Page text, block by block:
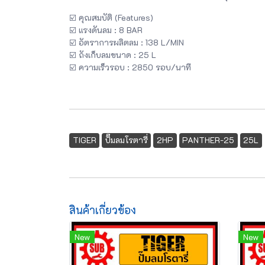
☑️ คุณสมบัติ (Features)
☑️ แรงดันลม : 8 BAR
☑️ อัตราการผลิตลม : 138 L/MIN
☑️ ถังเก็บลมขนาด : 25 L
☑️ ความเร็วรอบ : 2850 รอบ/นาที
TIGER ปั๊มลมโรตารี่ 2HP PANTHER-25 25L
สินค้าเกี่ยวข้อง
New New